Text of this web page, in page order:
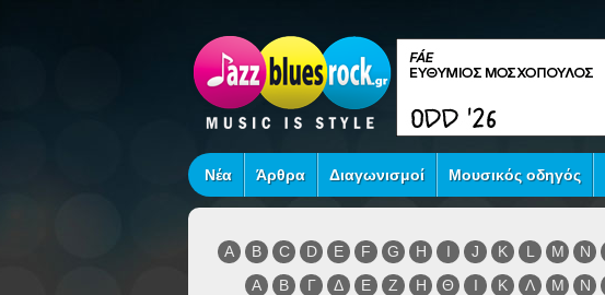
Νέα Άρθρα Διαγωνισμοί Μουσικός οδηγός
A B C D E F G H I J K L M N
Α
Β Γ Δ Ε Ζ Η Θ Ι Κ Λ Μ Ν